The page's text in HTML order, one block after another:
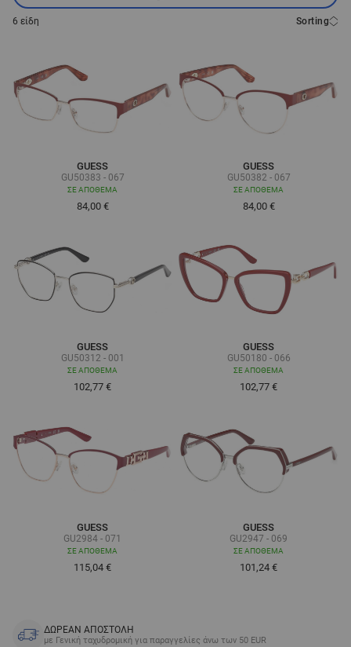
6 είδη Sorting
GUESS
GU50383 - 067
ΣΕ ΑΠΌΘΕΜΑ
84,00 €
GUESS
GU50382 - 067
ΣΕ ΑΠΌΘΕΜΑ
84,00 €
GUESS
GU50312 - 001
ΣΕ ΑΠΌΘΕΜΑ
102,77 €
GUESS
GU50180 - 066
ΣΕ ΑΠΌΘΕΜΑ
102,77 €
GUESS
GU2984 - 071
ΣΕ ΑΠΌΘΕΜΑ
115,04 €
GUESS
GU2947 - 069
ΣΕ ΑΠΌΘΕΜΑ
101,24 €
ΔΩΡΕΑΝ ΑΠΟΣΤΟΛΗ
με Γενική ταχυδρομική για παραγγελίες άνω των 50 EUR